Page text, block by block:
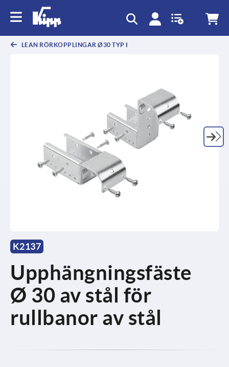
LEAN RÖRKOPPLINGAR Ø30 TYP I
K2137
Upphängningsfäste
Ø 30 av stål för
rullbanor av stål